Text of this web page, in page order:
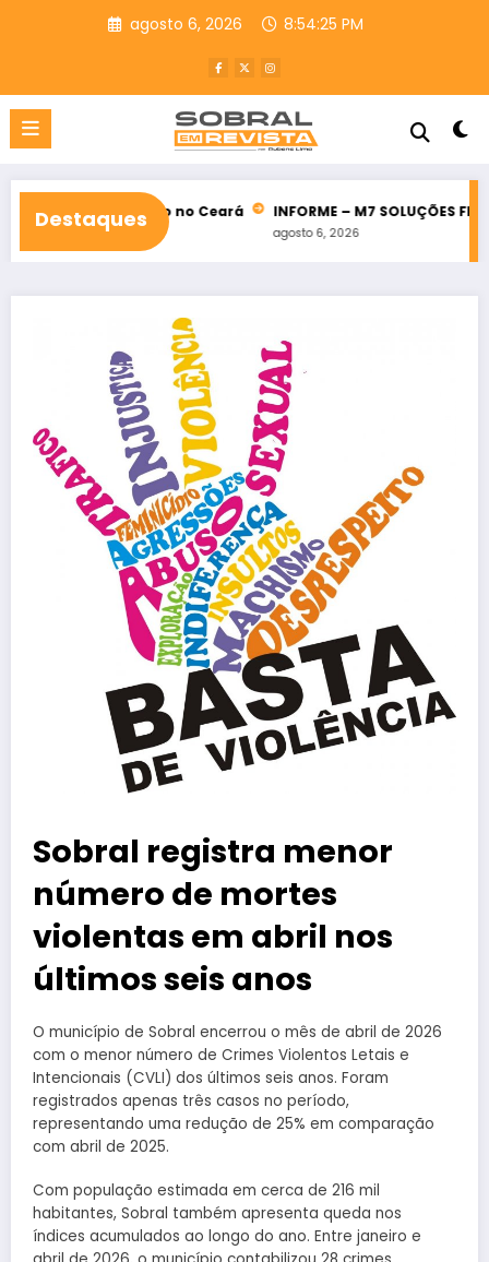
agosto 6, 2026 8:54:27 PM
Destaques
no Ceará INFORME – M7 SOLUÇÕES FINANCEIRAS
agosto 6, 2026
Sobral registra menor
número de mortes
violentas em abril nos
últimos seis anos
O município de Sobral encerrou o mês de abril de 2026
com o menor número de Crimes Violentos Letais e
Intencionais (CVLI) dos últimos seis anos. Foram
registrados apenas três casos no período,
representando uma redução de 25% em comparação
com abril de 2025.
Com população estimada em cerca de 216 mil
habitantes, Sobral também apresenta queda nos
índices acumulados ao longo do ano. Entre janeiro e